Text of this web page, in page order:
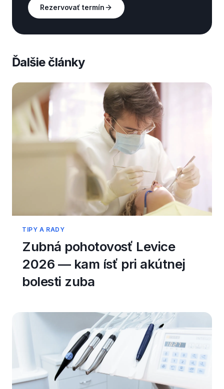
Rezervovať termín
Ďalšie články
TIPY A RADY
Zubná pohotovosť Levice
2026 — kam ísť pri akútnej
bolesti zuba